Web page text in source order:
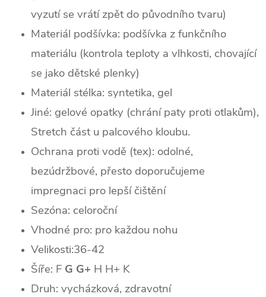
vyzutí se vrátí zpět do původního tvaru)
Materiál podšívka: podšívka z funkčního
materiálu (kontrola teploty a vlhkosti, chovající
se jako dětské plenky)
Materiál stélka: syntetika, gel
Jiné: gelové opatky (chrání paty proti otlakům),
Stretch část u palcového kloubu.
Ochrana proti vodě (tex): odolné,
bezúdržbové, přesto doporučujeme
impregnaci pro lepší čištění
Sezóna: celoroční
Vhodné pro: pro každou nohu
Velikosti:36-42
Šíře: F G G+ H H+ K
Druh: vycházková, zdravotní